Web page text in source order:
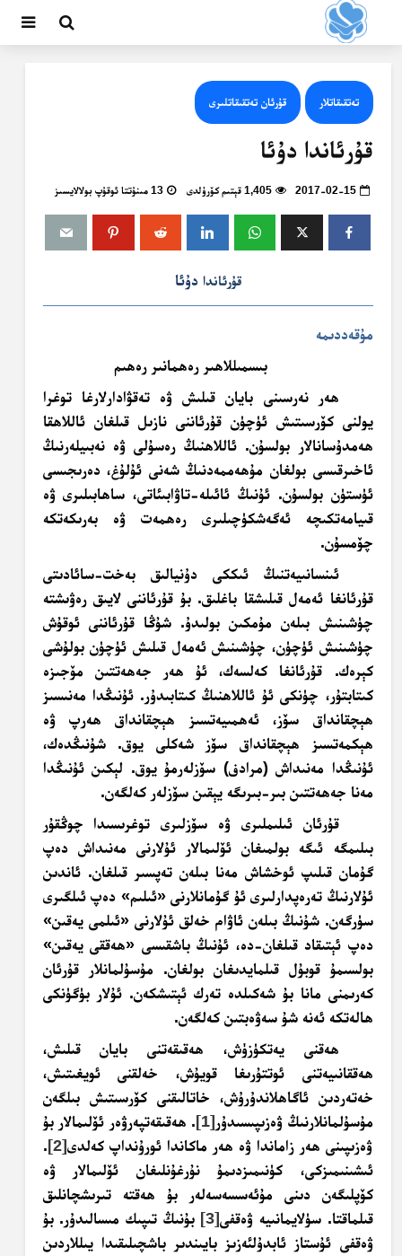
تەتقىقاتلار قۇرئان تەتقىقاتلىرى
قۇرئاندا دۇئا
2017-02-15 1,405 قېتىم كۆرۈلدى 13 مىنۇتتا ئوقۇپ بولالايسىز
قۇرئاندا دۇئا
مۇقەددىمە
بىسمىللاھىر رەھمانىر رەھىم
ھەر نەرسىنى بايان قىلىش ۋە تەقۋادارلارغا توغرا
يولنى كۆرسىتىش ئۈچۈن قۇرئاننى نازىل قىلغان ئاللاھقا
ھەمدۇسانالار بولسۇن. ئاللاھنىڭ رەسۇلى ۋە نەبىيلەرنىڭ
ئاخىرقىسى بولغان مۇھەممەدنىڭ شەنى ئۇلۇغ، دەرىجىسى
ئۈستۈن بولسۇن. ئۇنىڭ ئائىلە-تاۋابىئاتى، ساھابىلىرى ۋە
قىيامەتكىچە ئەگەشكۈچىلىرى رەھمەت ۋە بەرىكەتكە
چۆمسۇن.
ئىنسانىيەتنىڭ ئىككى دۇنيالىق بەخت-سائادىتى
قۇرئانغا ئەمەل قىلىشقا باغلىق. بۇ قۇرئاننى لايىق رەۋىشتە
چۈشىنىش بىلەن مۇمكىن بولىدۇ. شۇڭا قۇرئاننى ئوقۇش
چۈشىنىش ئۈچۈن، چۈشىنىش ئەمەل قىلىش ئۈچۈن بولۇشى
كېرەك. قۇرئانغا كەلسەك، ئۇ ھەر جەھەتتىن مۆجىزە
كىتابتۇر، چۈنكى ئۇ ئاللاھنىڭ كىتابىدۇر. ئۇنىڭدا مەنىسىز
ھېچقانداق سۆز، ئەھمىيەتسىز ھېچقانداق ھەرپ ۋە
ھېكمەتسىز ھېچقانداق سۆز شەكلى يوق. شۇنىڭدەك،
ئۇنىڭدا مەنىداش (مرادف) سۆزلەرمۇ يوق. لېكىن ئۇنىڭدا
مەنا جەھەتتىن بىر-بىرىگە يېقىن سۆزلەر كەلگەن.
قۇرئان ئىلىملىرى ۋە سۆزلىرى توغرىسىدا چوڭقۇر
بىلىمگە ئىگە بولمىغان ئۆلىمالار ئۇلارنى مەنىداش دەپ
گۇمان قىلىپ ئوخشاش مەنا بىلەن تەپسىر قىلغان. ئاندىن
ئۇلارنىڭ تەرەپدارلىرى ئۇ گۇمانلارنى «ئىلىم» دەپ ئىلگىرى
سۈرگەن. شۇنىڭ بىلەن ئاۋام خەلق ئۇلارنى «ئىلمى يەقىن»
دەپ ئېتىقاد قىلغان-دە، ئۇنىڭ باشقىسى «ھەققى يەقىن»
بولسىمۇ قوبۇل قىلمايدىغان بولغان. مۇسۇلمانلار قۇرئان
كەرىمنى مانا بۇ شەكىلدە تەرك ئېتىشكەن. ئۇلار بۈگۈنكى
ھالەتكە ئەنە شۇ سەۋەبتىن كەلگەن.
ھەقنى يەتكۈزۈش، ھەقىقەتنى بايان قىلىش،
ھەققانىيەتنى ئوتتۇرىغا قويۇش، خەلقنى ئويغىتىش،
خەتەردىن ئاگاھلاندۇرۇش، خاتالىقنى كۆرسىتىش بىلگەن
مۇسۇلمانلارنىڭ ۋەزىپىسىدۇر[1]. ھەقىقەتپەرۋەر ئۆلىمالار بۇ
ۋەزىپىنى ھەر زاماندا ۋە ھەر ماكاندا ئورۇنداپ كەلدى[2]
.
ئىشىنىمىزكى، كۈنىمىزدىمۇ نۇرغۇنلىغان ئۆلىمالار ۋە
كۆپلىگەن دىنى مۇئەسسەسەلەر بۇ ھەقتە تىرىشچانلىق
قىلماقتا. سۈلايمانىيە ۋەقفى[3] بۇنىڭ تىپىك مىسالىدۇر. بۇ
ۋەقفى ئۇستاز ئابدۇلئەزىز بايىندىر باشچىلىقىدا يىللاردىن